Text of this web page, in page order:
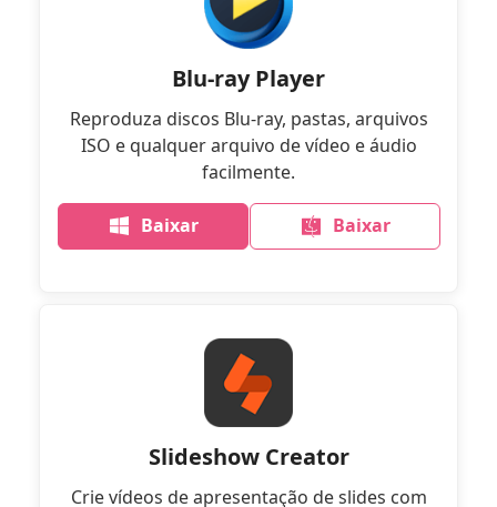
Blu-ray Player
Reproduza discos Blu-ray, pastas, arquivos
ISO e qualquer arquivo de vídeo e áudio
facilmente.
Baixar Baixar
Slideshow Creator
Crie vídeos de apresentação de slides com